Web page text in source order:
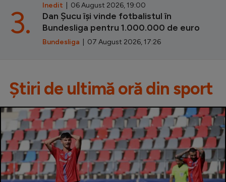
Inedit | 06 August 2026, 19:00
Dan Șucu își vinde fotbalistul în
Bundesliga pentru 1.000.000 de euro
Bundesliga | 07 August 2026, 17:26
3.
Știri de ultimă oră din sport